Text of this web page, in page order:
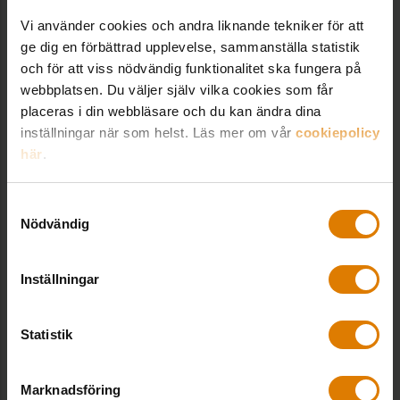
Vi använder cookies och andra liknande tekniker för att
ge dig en förbättrad upplevelse, sammanställa statistik
och för att viss nödvändig funktionalitet ska fungera på
webbplatsen. Du väljer själv vilka cookies som får
placeras i din webbläsare och du kan ändra dina
inställningar när som helst. Läs mer om vår cookiepolicy
här.
Nödvändig
Inställningar
Statistik
Marknadsföring
(Lindbäcks)
Bo Punkt (JSB)
2 134
Energiprestanda Rang Förbruk
kWh/kvm
Bo Punkt (JSB)
Tetris Punkt
Leveranstid leverans
Tetris Punkt
Om det viktigaste är hur väl huset passar in på